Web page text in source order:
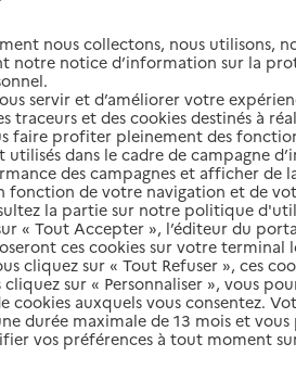
Ajouter cette recherche aux favoris
nous collectons, nous utilisons,
notre notice d’information sur la
servir et d’améliorer votre
traceurs et des cookies destinés à
faire profiter pleinement des
utilisés dans le cadre de campagne
des campagnes et afficher de
fonction de votre navigation et de
la partie sur notre politique
« Tout Accepter », l’éditeur du
ces cookies sur votre terminal
cliquez sur « Tout Refuser », ces
cliquez sur « Personnaliser », vous
cookies auxquels vous consentez.
durée maximale de 13 mois et
vos préférences à tout moment